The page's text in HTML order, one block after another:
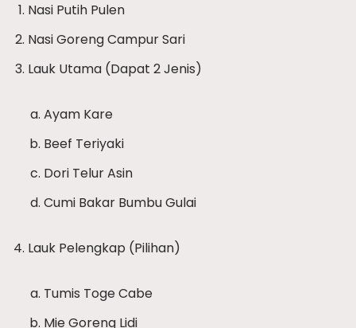
Nasi Putih Pulen
Nasi Goreng Campur Sari
Lauk Utama (Dapat 2 Jenis)
Ayam Kare
Beef Teriyaki
Dori Telur Asin
Cumi Bakar Bumbu Gulai
Lauk Pelengkap (Pilihan)
Tumis Toge Cabe
Mie Goreng Lidi